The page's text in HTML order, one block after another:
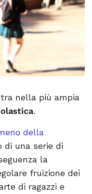
nella più ampia
.
della
di una serie di
la
fruizione dei
di ragazzi e